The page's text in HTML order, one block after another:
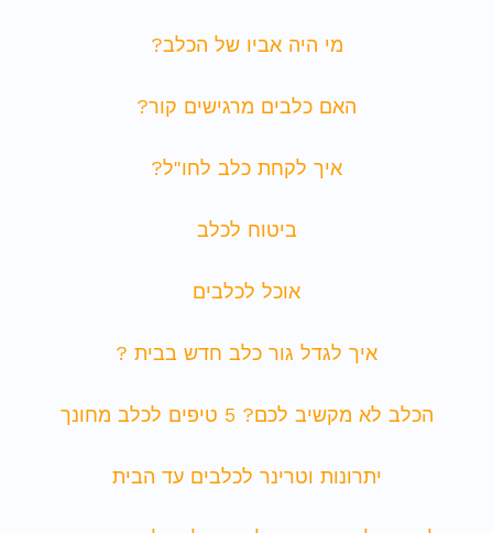
מי היה אביו של הכלב?
האם כלבים מרגישים קור?
איך לקחת כלב לחו"ל?
ביטוח לכלב
אוכל לכלבים
איך לגדל גור כלב חדש בבית ?
הכלב לא מקשיב לכם? 5 טיפים לכלב מחונך
יתרונות וטרינר לכלבים עד הבית